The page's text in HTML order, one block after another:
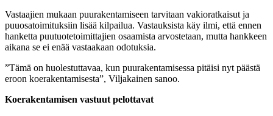
Vastaajien mukaan puurakentamiseen tarvitaan vakioratkaisut ja
puuosatoimituksiin lisää kilpailua. Vastauksista käy ilmi, että ennen
hanketta puutuotetoimittajien osaamista arvostetaan, mutta hankkeen
aikana se ei enää vastaakaan odotuksia.
”Tämä on huolestuttavaa, kun puurakentamisessa pitäisi nyt päästä
eroon koerakentamisesta”, Viljakainen sanoo.
Koerakentamisen vastuut pelottavat